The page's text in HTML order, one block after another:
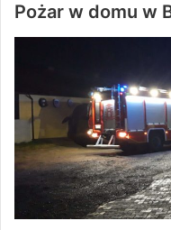
Pożar w domu w